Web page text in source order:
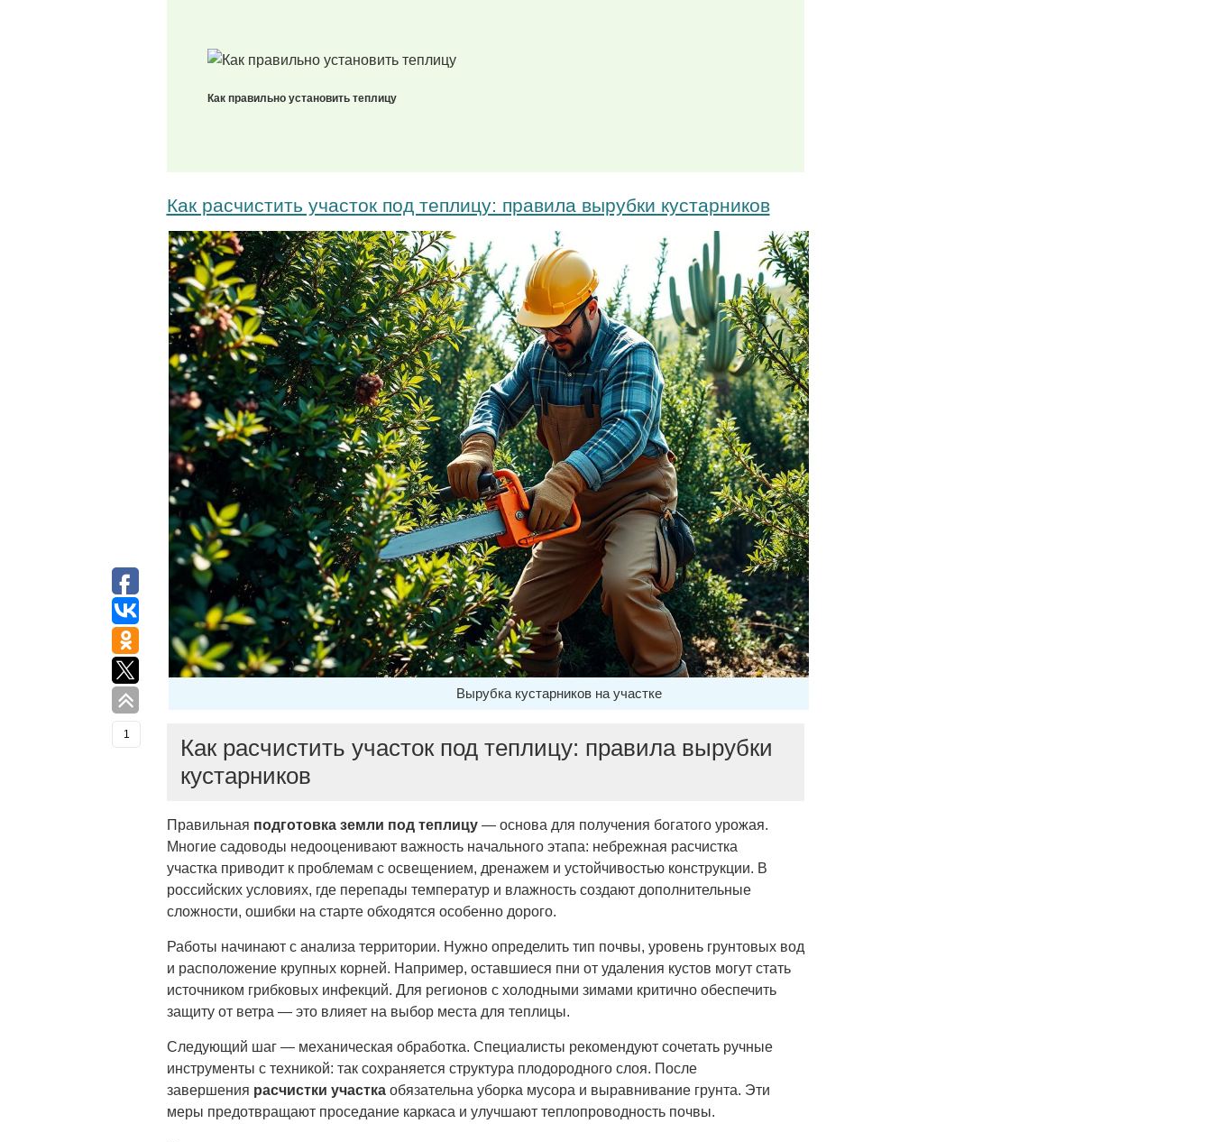
Как правильно установить теплицу
Как расчистить участок под теплицу: правила вырубки кустарников
Вырубка кустарников на участке
Как расчистить участок под теплицу: правила вырубки
кустарников
Правильная подготовка земли под теплицу— основа для получения богатого урожая.
Многие садоводы недооценивают важность начального этапа: небрежная расчистка
участка приводит к проблемам с освещением, дренажем и устойчивостью конструкции. В
российских условиях, где перепады температур и влажность создают дополнительные
сложности, ошибки на старте обходятся особенно дорого.
Работы начинают с анализа территории. Нужно определить тип почвы, уровень грунтовых вод
и расположение крупных корней. Например, оставшиеся пни от удаления кустов могут стать
источником грибковых инфекций. Для регионов с холодными зимами критично обеспечить
защиту от ветра — это влияет на выбор места для теплицы.
Следующий шаг — механическая обработка. Специалисты рекомендуют сочетать ручные
инструменты с техникой: так сохраняется структура плодородного слоя. После
завершения расчистки участкаобязательна уборка мусора и выравнивание грунта. Эти
меры предотвращают проседание каркаса и улучшают теплопроводность почвы.
1